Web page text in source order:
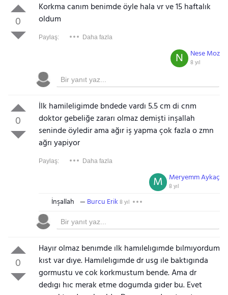
0
Korkma canım benimde öyle hala vr ve 15 haftalık
oldum
Paylaş: Daha fazla
Nese Moz
8 yıl
N
0
İlk hamileligimde bndede vardı 5.5 cm di cnm
doktor gebeliğe zararı olmaz demişti inşallah
seninde öyledir ama ağır iş yapma çok fazla o zmn
ağrı yapiyor
Paylaş: Daha fazla
Meryemm Aykaç
8 yıl
M
İnşallah Burcu Erik 8 yıl
0
Hayır olmaz benımde ılk hamılelıgımde bılmıyordum
kıst var dıye. Hamılelıgımde dr usg ıle baktıgında
gormustu ve cok korkmustum bende. Ama dr
dedıgı hıc merak etme dogumda gıder bu. Evet